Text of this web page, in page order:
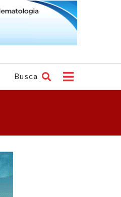
Busca